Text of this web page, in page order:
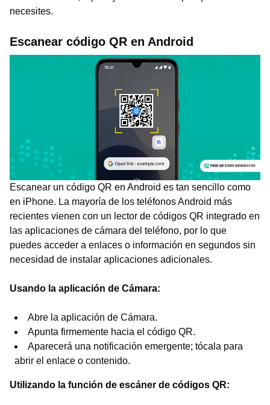
necesites.
Escanear código QR en Android
Escanear un código QR en Android es tan sencillo como
en iPhone. La mayoría de los teléfonos Android más
recientes vienen con un lector de códigos QR integrado en
las aplicaciones de cámara del teléfono, por lo que
puedes acceder a enlaces o información en segundos sin
necesidad de instalar aplicaciones adicionales.
Usando la aplicación de Cámara:
Abre la aplicación de Cámara.
Apunta firmemente hacia el código QR.
Aparecerá una notificación emergente; tócala para
abrir el enlace o contenido.
Utilizando la función de escáner de códigos QR: